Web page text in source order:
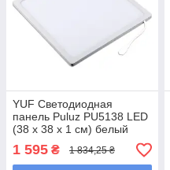
YUF Светодиодная
панель Puluz PU5138 LED
(38 х 38 х 1 см) белый
1 595 ₴ 1 834,25 ₴